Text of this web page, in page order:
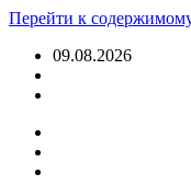
Перейти к
09.08.2026